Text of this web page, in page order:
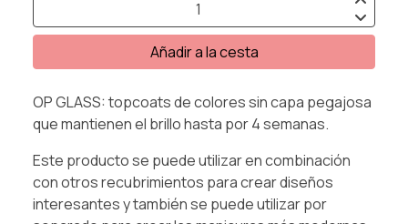
Añadir a la cesta
OP GLASS: topcoats de colores sin capa pegajosa
que mantienen el brillo hasta por 4 semanas.
Este producto se puede utilizar en combinación
con otros recubrimientos para crear diseños
interesantes y también se puede utilizar por